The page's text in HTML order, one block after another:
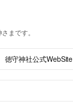
まです。
徳守神社公式WebSite